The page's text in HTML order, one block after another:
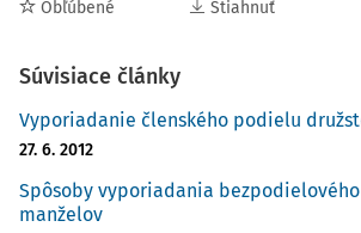
Obľúbené Stiahnuť
Súvisiace články
Vyporiadanie členského podielu
27. 6. 2012
Spôsoby vyporiadania
manželov